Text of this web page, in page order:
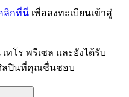
ลิกที่นี่ เพื่อลงทะเบียนเข้าสู่
ทโร พรีเซล และยังได้รับ
ลปินที่คุณชื่นชอบ